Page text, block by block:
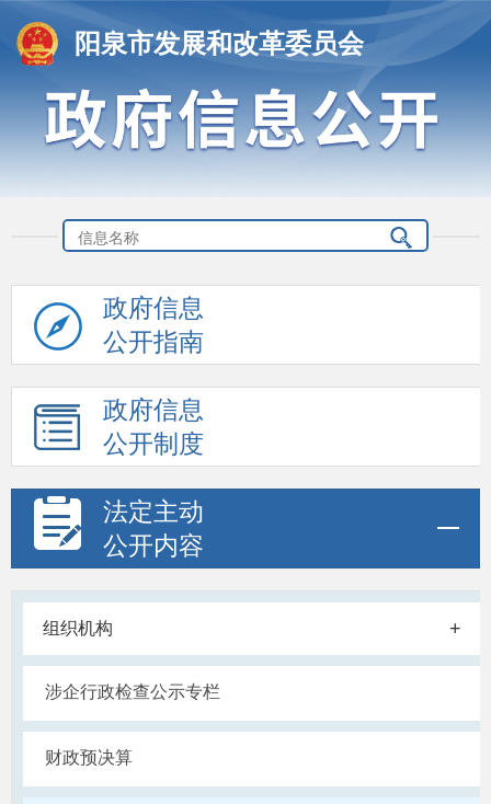
阳泉市发展和改革委员会
政府信息
公开指南
政府信息
公开制度
法定主动
公开内容
组织机构 +
涉企行政检查公示专栏
财政预决算